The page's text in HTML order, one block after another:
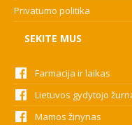
Privatumo politika
SEKITE MUS
Farmacija ir laikas
Lietuvos gydytojo
Mamos žinynas